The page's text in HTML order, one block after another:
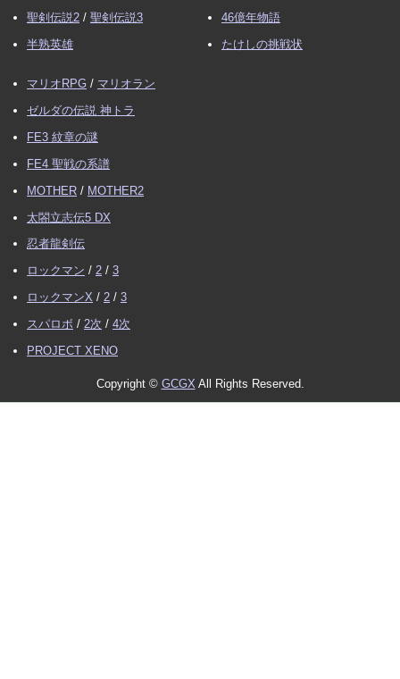
聖剣伝説2 / 聖剣伝説3
半熟英雄
46億年物語
たけしの挑戦状
マリオRPG / マリオラン
ゼルダの伝説 神トラ
FE3 紋章の謎
FE4 聖戦の系譜
MOTHER / MOTHER2
太閤立志伝5 DX
忍者龍剣伝
ロックマン / 2 / 3
ロックマンX / 2 / 3
スパロボ / 2次 / 4次
PROJECT XENO
Copyright © GCGX All Rights Reserved.